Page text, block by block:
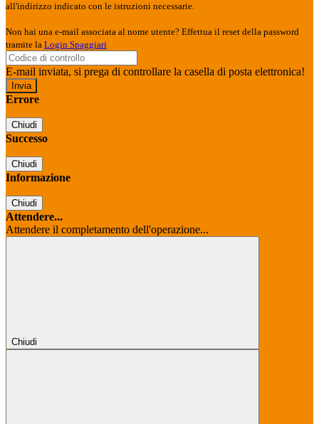
all'indirizzo indicato con le istruzioni necessarie.
Non hai una e-mail associata al nome utente? Effettua il reset della password
tramite la Login Spaggiari
E-mail inviata, si prega di controllare la casella di posta elettronica!
Errore
Chiudi
Successo
Chiudi
Informazione
Chiudi
Attendere...
Attendere il completamento dell'operazione...
Chiudi